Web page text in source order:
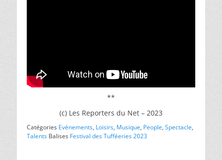
**
(c) Les Reporters du Net – 2023
Catégories Evénements, Loisirs, Musique, People, Spectacle,
Talents Balises Festival des Tufféeries 2023